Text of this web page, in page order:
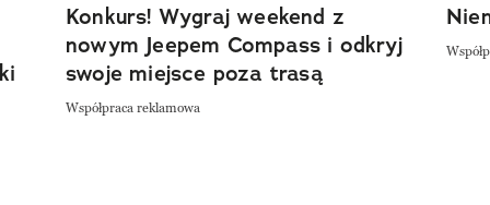
Konkurs! Wygraj weekend z
nowym Jeepem Compass i odkryj
swoje miejsce poza trasą
Współpraca reklamowa